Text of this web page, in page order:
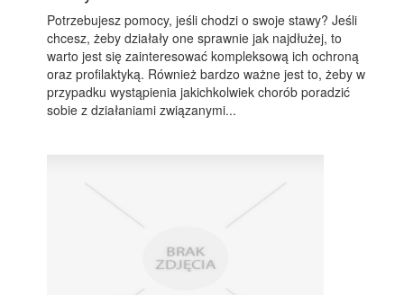
Potrzebujesz pomocy, jeśli chodzi o swoje stawy? Jeśli
chcesz, żeby działały one sprawnie jak najdłużej, to
warto jest się zainteresować kompleksową ich ochroną
oraz profilaktyką. Również bardzo ważne jest to, żeby w
przypadku wystąpienia jakichkolwiek chorób poradzić
sobie z działaniami związanymi...